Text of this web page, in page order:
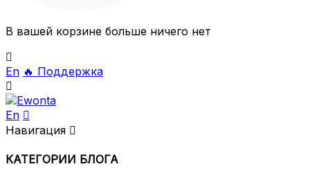
В вашей корзине больше ничего нет

En 🔥 Поддержка

En 
Навигация 
КАТЕГОРИИ БЛОГА